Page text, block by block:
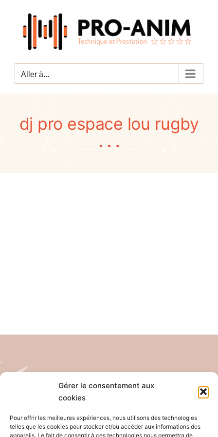
Gérer le consentement aux
cookies
Pour offrir les meilleures expériences, nous utilisons des technologies
telles que les cookies pour stocker et/ou accéder aux informations des
appareils. Le fait de consentir à ces technologies nous permettra de
contenu
Aller à...
dj pro espace lou rugby
Tél: 04 26 65 32 19
Email: contact@pro-anim.com